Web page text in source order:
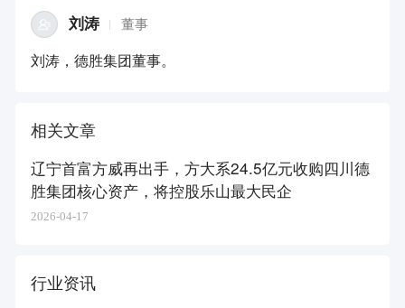
刘涛 董事
刘涛，德胜集团董事。
相关文章
辽宁首富方威再出手，方大系24.5亿元收购四川德
胜集团核心资产，将控股乐山最大民企
2026-04-17
行业资讯